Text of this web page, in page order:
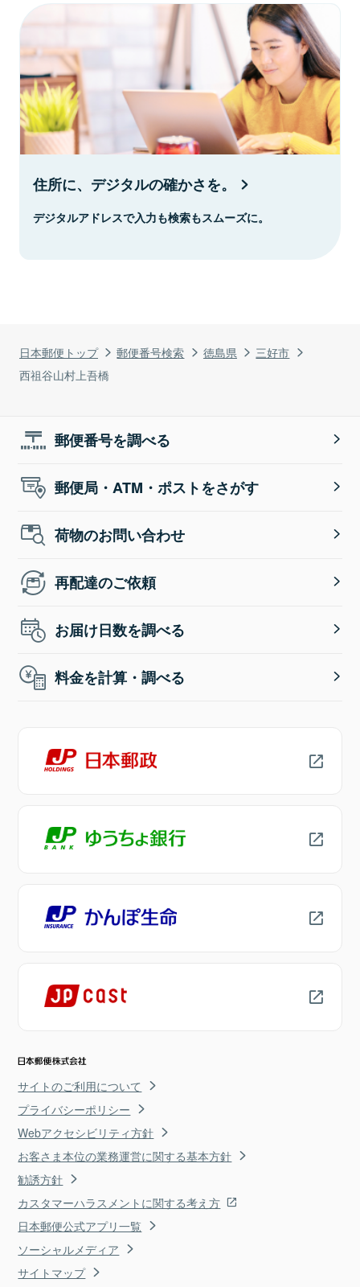
日本郵便トップ 郵便番号検索 徳島県
三好市
西祖谷山村上吾橋
住所に、デジタルの確かさを。
デジタルアドレスで入力も検索もスムーズに。
郵便番号を調べる
郵便局・ATM・ポストをさがす
荷物のお問い合わせ
再配達のご依頼
お届け日数を調べる
料金を計算・調べる
サイトのご利用について
プライバシーポリシー
Webアクセシビリティ方針
お客さま本位の業務運営に関する基本方針
勧誘方針
カスタマーハラスメントに関する考え方
日本郵便公式アプリ一覧
ソーシャルメディア
サイトマップ